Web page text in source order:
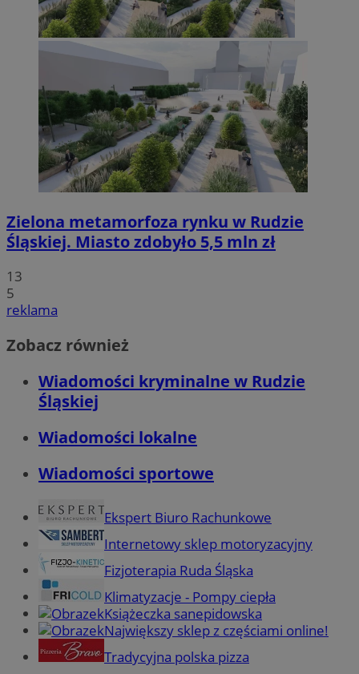
Zielona metamorfoza rynku w Rudzie
Śląskiej. Miasto zdobyło 5,5 mln zł
13
5
reklama
Zobacz również
Wiadomości kryminalne w Rudzie
Śląskiej
Wiadomości lokalne
Wiadomości sportowe
Ekspert Biuro Rachunkowe
Internetowy sklep motoryzacyjny
Fizjoterapia Ruda Śląska
Klimatyzacje - Pompy ciepła
Książeczka sanepidowska
Największy sklep z częściami online!
Tradycyjna polska pizza